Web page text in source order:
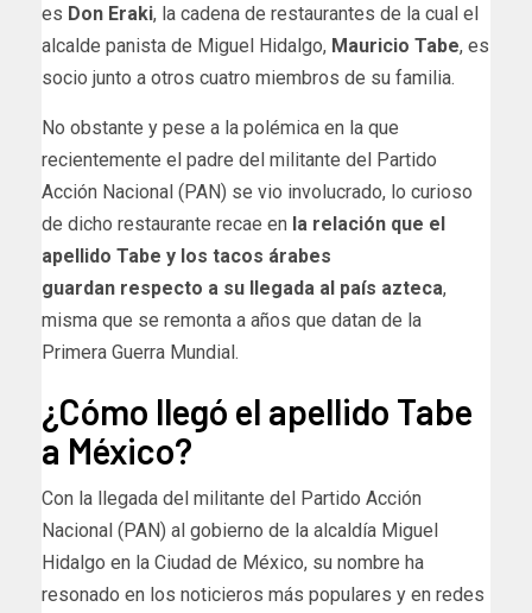
es Don Eraki, la cadena de restaurantes de la cual el
alcalde panista de Miguel Hidalgo, Mauricio Tabe, es
socio junto a otros cuatro miembros de su familia.
No obstante y pese a la polémica en la que
recientemente el padre del militante del Partido
Acción Nacional (PAN) se vio involucrado, lo curioso
de dicho restaurante recae en la relación que el
apellido Tabe y los tacos árabes
guardan respecto a su llegada al país azteca,
misma que se remonta a años que datan de la
Primera Guerra Mundial.
¿Cómo llegó el apellido Tabe
a México?
Con la llegada del militante del Partido Acción
Nacional (PAN) al gobierno de la alcaldía Miguel
Hidalgo en la Ciudad de México, su nombre ha
resonado en los noticieros más populares y en redes